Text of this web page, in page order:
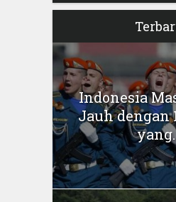
Indonesia
Jauh dengan